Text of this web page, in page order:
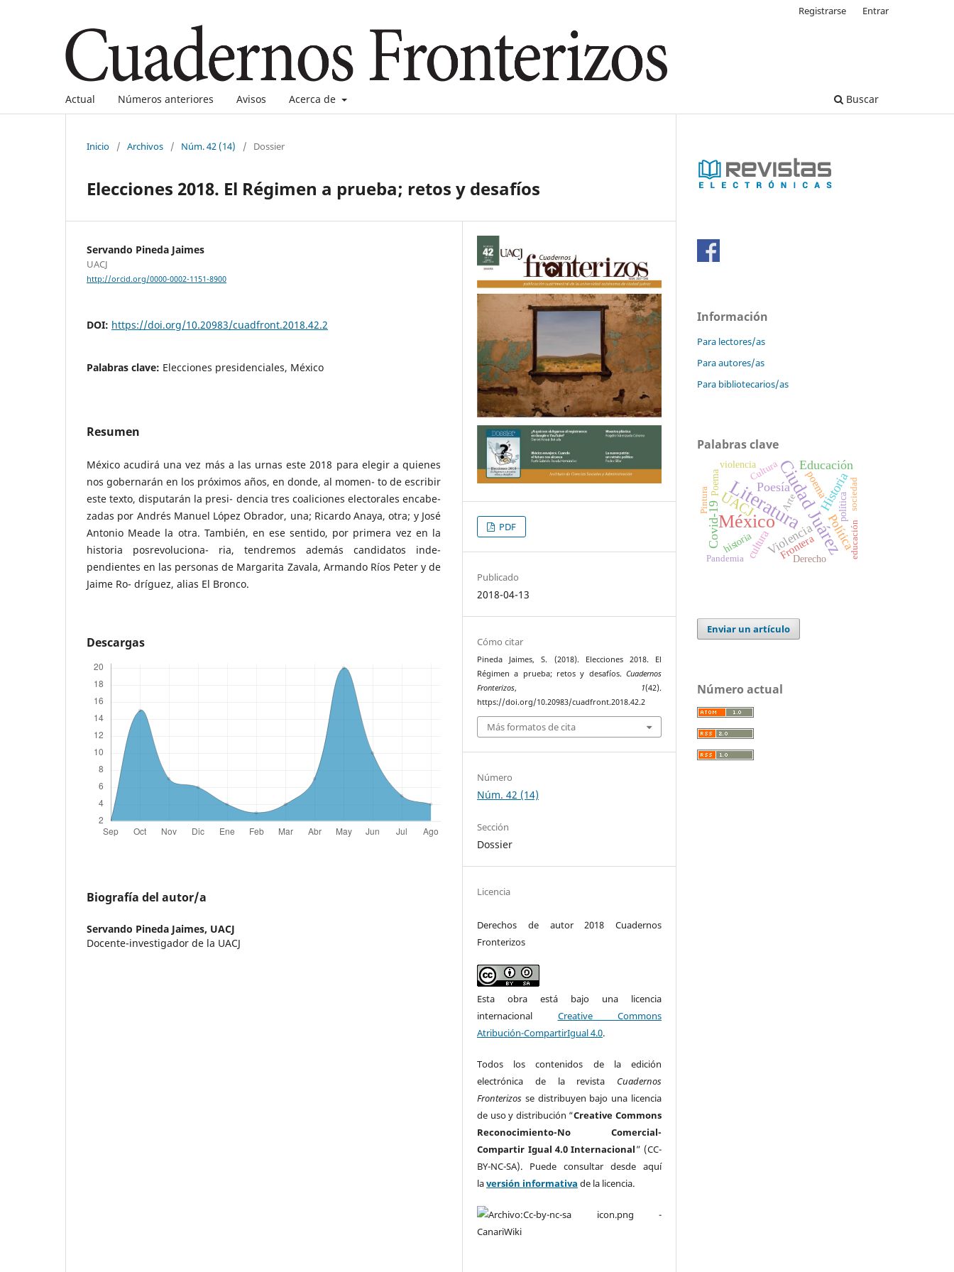
Actual Números anteriores Avisos Acerca de Buscar
Registrarse Entrar
Inicio / Archivos / Núm. 42 (14) / Dossier
Elecciones 2018. El Régimen a prueba; retos y desafíos
Servando Pineda Jaimes
UACJ
http://orcid.org/0000-0002-1151-8900
DOI: https://doi.org/10.20983/cuadfront.2018.42.2
Palabras clave: Elecciones presidenciales, México
Resumen
México acudirá una vez más a las urnas este 2018 para elegir a quienes
nos gobernarán en los próximos años, en donde, al momen- to de escribir
este texto, disputarán la presi- dencia tres coaliciones electorales encabe-
zadas por Andrés Manuel López Obrador, una; Ricardo Anaya, otra; y José
Antonio Meade la otra. También, en ese sentido, por primera vez en la
historia posrevoluciona- ria, tendremos además candidatos inde-
pendientes en las personas de Margarita Zavala, Armando Ríos Peter y de
Jaime Ro- dríguez, alias El Bronco.
Descargas
Biografía del autor/a
Servando Pineda Jaimes, UACJ
Docente-investigador de la UACJ
PDF
Publicado
2018-04-13
Cómo citar
Pineda Jaimes, S. (2018). Elecciones 2018. El
Régimen a prueba; retos y desafíos. Cuadernos
Fronterizos, 1(42).
https://doi.org/10.20983/cuadfront.2018.42.2
Más formatos de cita
Número
Núm. 42 (14)
Sección
Dossier
Licencia
Derechos de autor 2018 Cuadernos
Fronterizos
Esta obra está bajo una licencia
internacional Creative Commons
Atribución-CompartirIgual 4.0.
Todos los contenidos de la edición
electrónica de la revista Cuadernos
Fronterizos se distribuyen bajo una licencia
de uso y distribución “Creative Commons
Reconocimiento-No Comercial-
Compartir Igual 4.0 Internacional” (CC-
BY-NC-SA). Puede consultar desde aquí
laversión informativa de la licencia.
Información
Para lectores/as
Para autores/as
Para bibliotecarios/as
Palabras clave
LiteraturaCiudad Juárez
México
UACJ Historia
Covid-19
Poesía
Violencia
Educación
Política
cultura
poema
Frontera
política
historia
Cultura
Poema
Arte
Derecho
violencia
sociedad
educación
Pandemia
Pintura
Enviar un artículo
Número actual